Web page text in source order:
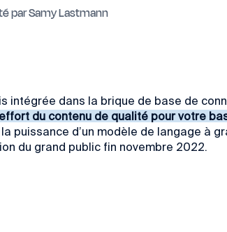
parSamy Lastmann
intégrée dans la brique de base de
du contenu de qualité pour votre
puissance d’un modèle de langage à
du grand public fin novembre 2022.